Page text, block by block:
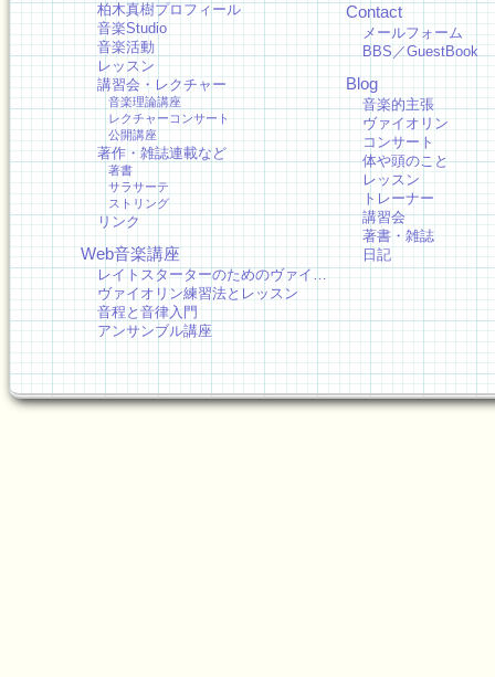
柏木真樹プロフィール
音楽Studio
音楽活動
レッスン
講習会・レクチャー
音楽理論講座
レクチャーコンサート
公開講座
著作・雑誌連載など
著書
サラサーテ
ストリング
リンク
Web音楽講座
レイトスターターのためのヴァイ…
ヴァイオリン練習法とレッスン
音程と音律入門
アンサンブル講座
Contact
メールフォーム
BBS／GuestBook
Blog
音楽的主張
ヴァイオリン
コンサート
体や頭のこと
レッスン
トレーナー
講習会
著書・雑誌
日記